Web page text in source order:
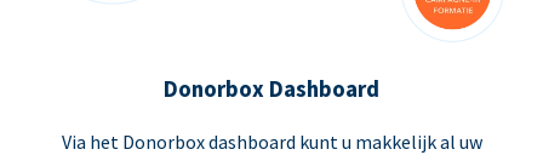
Donorbox Dashboard
Via het Donorbox dashboard kunt u makkelijk al uw